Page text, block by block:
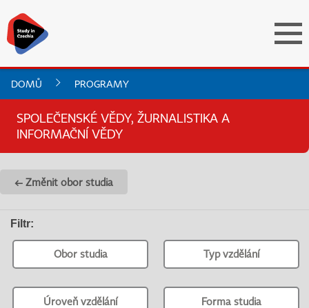
DOMŮ PROGRAMY
SPOLEČENSKÉ VĚDY, ŽURNALISTIKA A
INFORMAČNÍ VĚDY
← Změnit obor studia
Filtr:
Obor studia Typ vzdělání
Úroveň vzdělání Forma studia